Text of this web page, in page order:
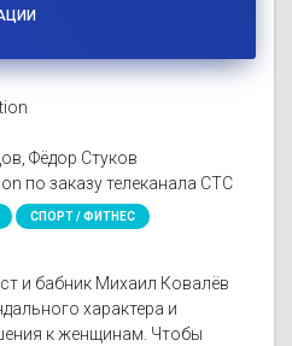
Фёдор Стуков
по заказу телеканала СТС
СПОРТ / ФИТНЕС
и бабник Михаил Ковалёв
характера и
к женщинам. Чтобы